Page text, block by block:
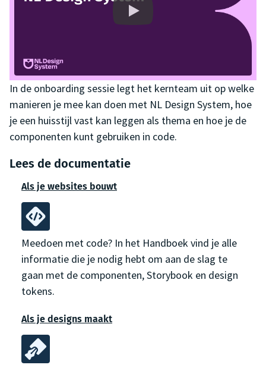
In de onboarding sessie legt het kernteam uit op welke
manieren je mee kan doen met NL Design System, hoe
je een huisstijl vast kan leggen als thema en hoe je de
componenten kunt gebruiken in code.
Lees de documentatie
Als je websites bouwt
Meedoen met code? In het Handboek vind je alle
informatie die je nodig hebt om aan de slag te
gaan met de componenten, Storybook en design
tokens.
Als je designs maakt